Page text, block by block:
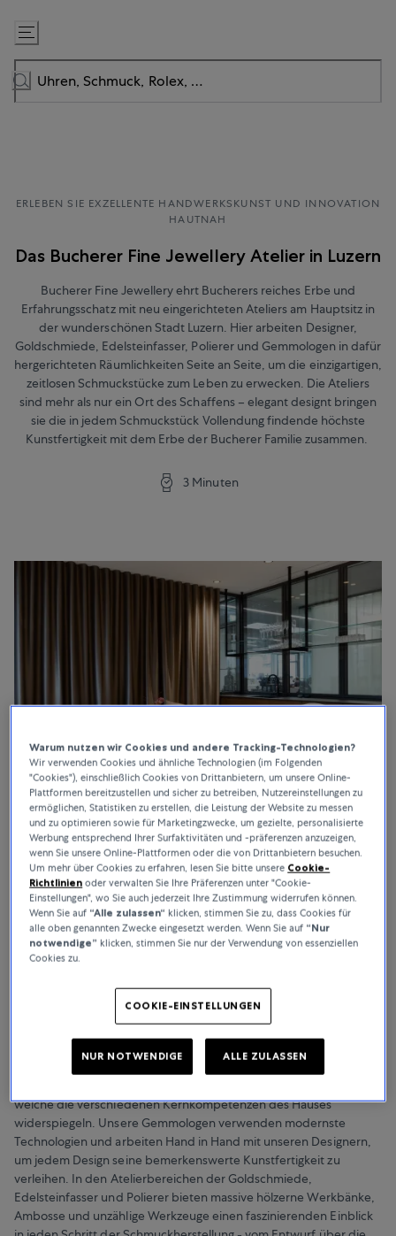
Zum
Inhalt
springen
ERLEBEN SIE EXZELLENTE HANDWERKSKUNST UND INNOVATION
HAUTNAH
Das Bucherer Fine Jewellery Atelier in Luzern
Bucherer Fine Jewellery ehrt Bucherers reiches Erbe und
Erfahrungsschatz mit neu eingerichteten Ateliers am Hauptsitz in
der wunderschönen Stadt Luzern. Hier arbeiten Designer,
Goldschmiede, Edelsteinfasser, Polierer und Gemmologen in dafür
hergerichteten Räumlichkeiten Seite an Seite, um die einzigartigen,
zeitlosen Schmuckstücke zum Leben zu erwecken. Die Ateliers
sind mehr als nur ein Ort des Schaffens – elegant designt bringen
sie die in jedem Schmuckstück Vollendung findende höchste
Kunstfertigkeit mit dem Erbe der Bucherer Familie zusammen.
3 Minuten
Eine inspirierende Umgebung
schaffen
Versehen mit grossen Fensterfronten und Lichtkuppeln bieten die
neuen Ateliers auf fast 800m2 einen exklusiven Blick hinter die
Kulissen. Hier trifft modernste Technik auf herausragende
Handwerkskunst, die kontinuierlich weitergegeben und seit
welche die verschiedenen Kernkompetenzen des Hauses
widerspiegeln. Unsere Gemmologen verwenden modernste
Technologien und arbeiten Hand in Hand mit unseren Designern,
um jedem Design seine bemerkenswerte Kunstfertigkeit zu
verleihen. In den Atelierbereichen der Goldschmiede,
Edelsteinfasser und Polierer bieten massive hölzerne Werkbänke,
Ambosse und unzählige Werkzeuge einen faszinierenden Einblick
Warum nutzen wir Cookies und andere Tracking-Technologien?
Wir verwenden Cookies und ähnliche Technologien (im Folgenden
"Cookies"), einschließlich Cookies von Drittanbietern, um unsere Online-
Plattformen bereitzustellen und sicher zu betreiben, Nutzereinstellungen zu
ermöglichen, Statistiken zu erstellen, die Leistung der Website zu messen
und zu optimieren sowie für Marketingzwecke, um gezielte, personalisierte
Werbung entsprechend Ihrer Surfaktivitäten und -präferenzen anzuzeigen,
wenn Sie unsere Online-Plattformen oder die von Drittanbietern besuchen.
Um mehr über Cookies zu erfahren, lesen Sie bitte unsere Cookie-
Richtlinien oder verwalten Sie Ihre Präferenzen unter "Cookie-
Einstellungen", wo Sie auch jederzeit Ihre Zustimmung widerrufen können.
Wenn Sie auf “Alle zulassen“ klicken, stimmen Sie zu, dass Cookies für
alle oben genannten Zwecke eingesetzt werden. Wenn Sie auf “Nur
notwendige” klicken, stimmen Sie nur der Verwendung von essenziellen
Cookies zu.
COOKIE-EINSTELLUNGEN
NUR NOTWENDIGE ALLE ZULASSEN